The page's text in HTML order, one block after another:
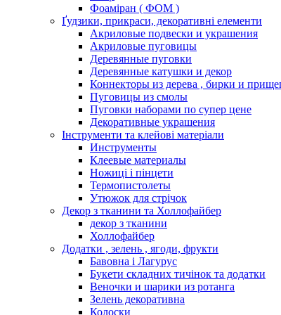
Фоаміран ( ФОМ )
Ґудзики, прикраси, декоративні елементи
Акриловые подвески и украшения
Акриловые пуговицы
Деревянные пуговки
Деревянные катушки и декор
Коннекторы из дерева , бирки и
Пуговицы из смолы
Пуговки наборами по супер цене
Декоративные украшения
Інструменти та клейові матеріали
Инструменты
Клеевые материалы
Ножиці і пінцети
Термопистолеты
Утюжок для стрічок
Декор з тканини та Холлофайбер
декор з тканини
Холлофайбер
Додатки , зелень , ягоди, фрукти
Бавовна і Лагурус
Букети складних тичінок та додатки
Веночки и шарики из ротанга
Зелень декоративна
Колоски